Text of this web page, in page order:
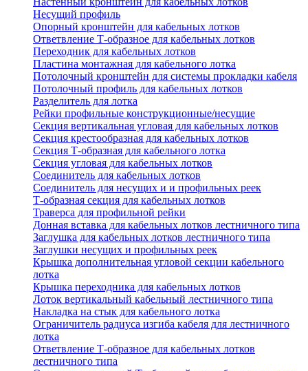
Несущий профиль
Опорный кронштейн для кабельных лотков
Ответвление Т-образное для кабельных лотков
Переходник для кабельных лотков
Пластина монтажная для кабельного лотка
Потолочный кронштейн для системы прокладки кабеля
Потолочный профиль для кабельных лотков
Разделитель для лотка
Рейки профильные конструкционные/несущие
Секция вертикальная угловая для кабельных лотков
Секция крестообразная для кабельных лотков
Секция Т-образная для кабельного лотка
Секция угловая для кабельных лотков
Соединитель для кабельных лотков
Соединитель для несущих и и профильных реек
Т-образная секция для кабельных лотков
Траверса для профильной рейки
Донная вставка для кабельных лотков лестничного типа
Заглушка для кабельных лотков лестничного типа
Заглушки несущих и профильных реек
Крышка дополнительная угловой секции кабельного
лотка
Крышка переходника для кабельных лотков
Лоток вертикальный кабельный лестничного типа
Накладка на стык для кабельного лотка
Ограничитель радиуса изгиба кабеля для лестничного
лотка
Ответвление Т-образное для кабельных лотков
лестничного типа